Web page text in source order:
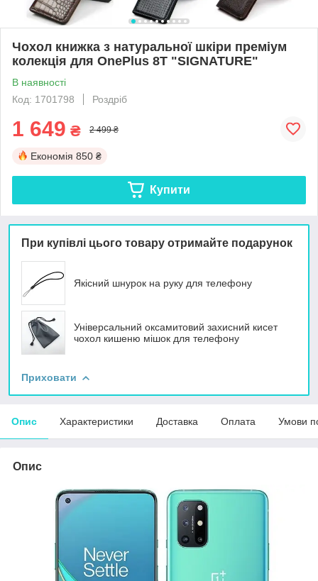
Чохол книжка з натуральної шкіри преміум
колекція для OnePlus 8T "SIGNATURE"
В наявності
Код: 1701798
Роздріб
1 649 ₴ 2 499 ₴
Економія 850 ₴
Купити
При купівлі цього товару отримайте подарунок
Якісний шнурок на руку для телефону
Універсальний оксамитовий захисний кисет
чохол кишеню мішок для телефону
Приховати
Опис Характеристики Доставка Оплата Умови
Опис